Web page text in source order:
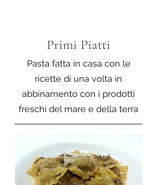
Primi Piatti
Pasta fatta in casa con le
ricette di una volta in
abbinamento con i prodotti
freschi del mare e della terra